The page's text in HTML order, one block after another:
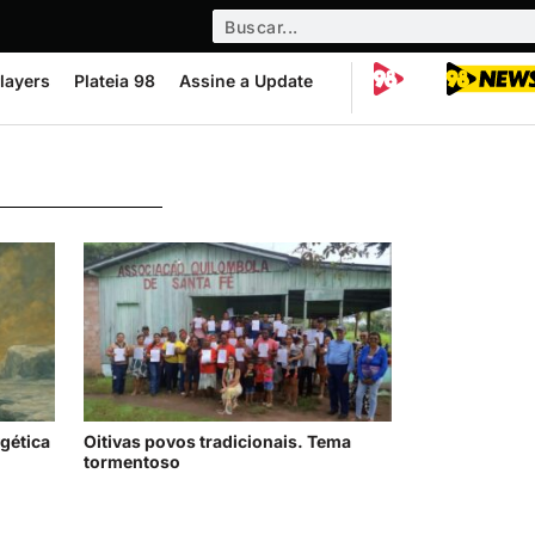
Plateia 98 Assine a Update
Oitivas povos tradicionais. Tema
tormentoso